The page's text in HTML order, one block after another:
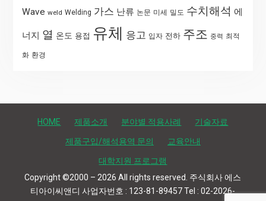
Wave weld Welding 가스 난류 논문 미세 밀도 수치해석 에
너지 열 온도 용접 유체 응고 입자 전하 주조 중력 최적
화 환경
HOME 제품소개 분야별 적용사례 기술자료
제품구입/해석용역 문의 교육안내
대학지원 프로그램
Copyright ©2000 – 2026 All rights reserved. 주식회사 에스
티아이씨앤디 사업자번호 : 123-81-89457 Tel : 02-2026-